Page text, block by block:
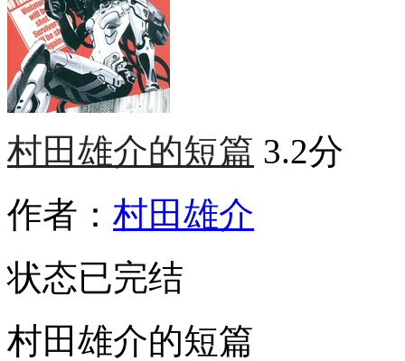
村田雄介的短篇 3.2分
作者： 村田雄介
状态已完结
村田雄介的短篇